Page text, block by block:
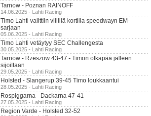
Tarnow - Poznan RAINOFF
14.06.2025 - Lahti Racing
Timo Lahti valittiin villillä kortilla speedwayn EM-
sarjaan
05.06.2025 - Lahti Racing
Timo Lahti vetäytyy SEC Challengesta
30.05.2025 - Lahti Racing
Tarnow - Rzeszow 43-47 - Timon olkapää jälleen
sijoiltaan
29.05.2025 - Lahti Racing
Holsted - Slangerup 39-45 Timo loukkaantui
28.05.2025 - Lahti Racing
Rospiggarna - Dackarna 47-41
27.05.2025 - Lahti Racing
Region Varde - Holsted 32-52